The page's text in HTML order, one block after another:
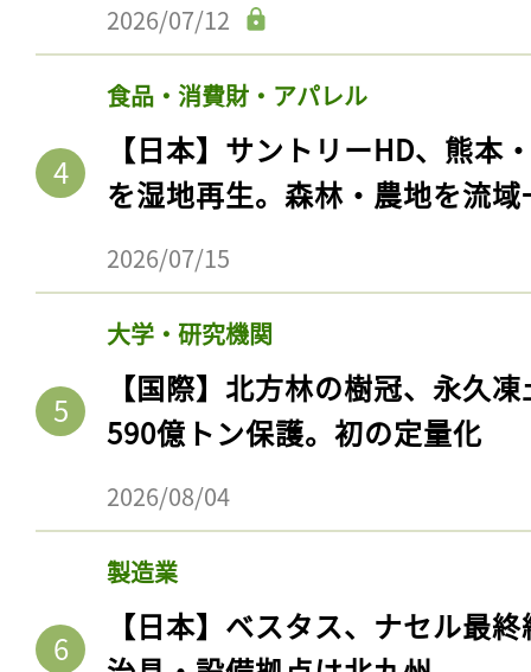
2026/07/12
食品・消費財・アパレル
【日本】サントリーHD、熊本
を湿地再生。森林・農地を流
2026/07/15
大学・研究機関
【国際】北方林の樹冠、永久
590億トン保護。初の定量化
2026/08/04
製造業
【日本】ベスタス、ナセル最